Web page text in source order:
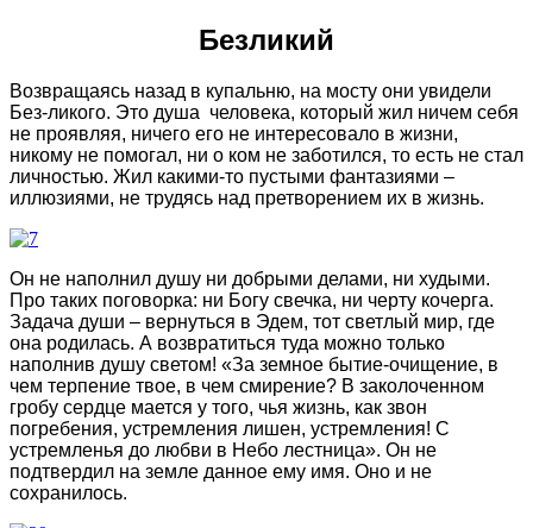
Безликий
Возвращаясь назад в купальню, на мосту они увидели
Без-ликого. Это душа человека, который жил ничем себя
не проявляя, ничего его не интересовало в жизни,
никому не помогал, ни о ком не заботился, то есть не стал
личностью. Жил какими-то пустыми фантазиями –
иллюзиями, не трудясь над претворением их в жизнь.
Он не наполнил душу ни добрыми делами, ни худыми.
Про таких поговорка: ни Богу свечка, ни черту кочерга.
Задача души – вернуться в Эдем, тот светлый мир, где
она родилась. А возвратиться туда можно только
наполнив душу светом! «За земное бытие-очищение, в
чем терпение твое, в чем смирение? В заколоченном
гробу сердце мается у того, чья жизнь, как звон
погребения, устремления лишен, устремления! С
устремленья до любви в Небо лестница». Он не
подтвердил на земле данное ему имя. Оно и не
сохранилось.